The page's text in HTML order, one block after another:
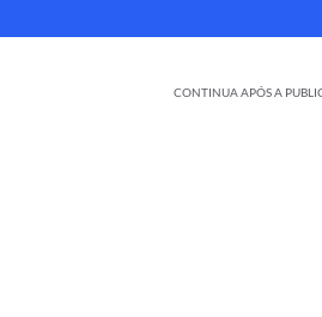
CONTINUA APÓS A